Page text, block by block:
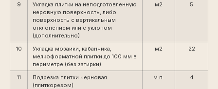
9
Укладка плитки на неподготовленную
неровную поверхность, либо
поверхность с вертикальным
отклонением или с уклоном
(дополнительно)
м2 5
10
Укладка мозаики, кабанчика,
мелкоформатной плитки до 100 мм в
периметре (без затирки)
м2 22
11
Подрезка плитки черновая
(плиткорезом)
м.п. 4